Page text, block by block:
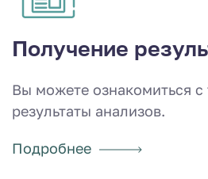
Получение
Вы можете ознакомиться с
результаты анализов.
Подробнее